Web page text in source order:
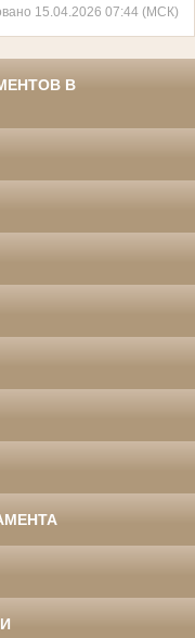
15.04.2026 07:44 (МСК)
В